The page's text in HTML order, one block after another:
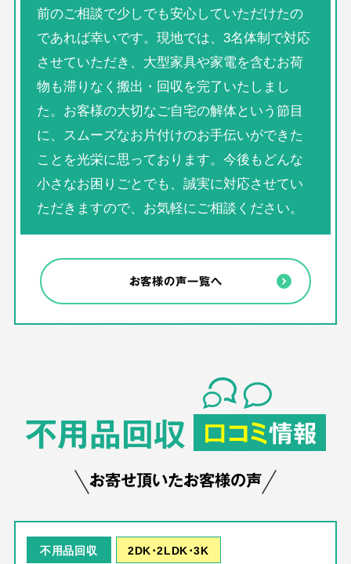
前のご相談で少しでも安心していただけたの
であれば幸いです。現地では、3名体制で対応
させていただき、大型家具や家電を含むお荷
物も滞りなく搬出・回収を完了いたしまし
た。お客様の大切なご自宅の解体という節目
に、スムーズなお片付けのお手伝いができた
ことを光栄に思っております。今後もどんな
小さなお困りごとでも、誠実に対応させてい
ただきますので、お気軽にご相談ください。
お客様の声一覧へ
不用品回収 口コミ情報
お寄せ頂いたお客様の声
不用品回収 2DK･2LDK･3K